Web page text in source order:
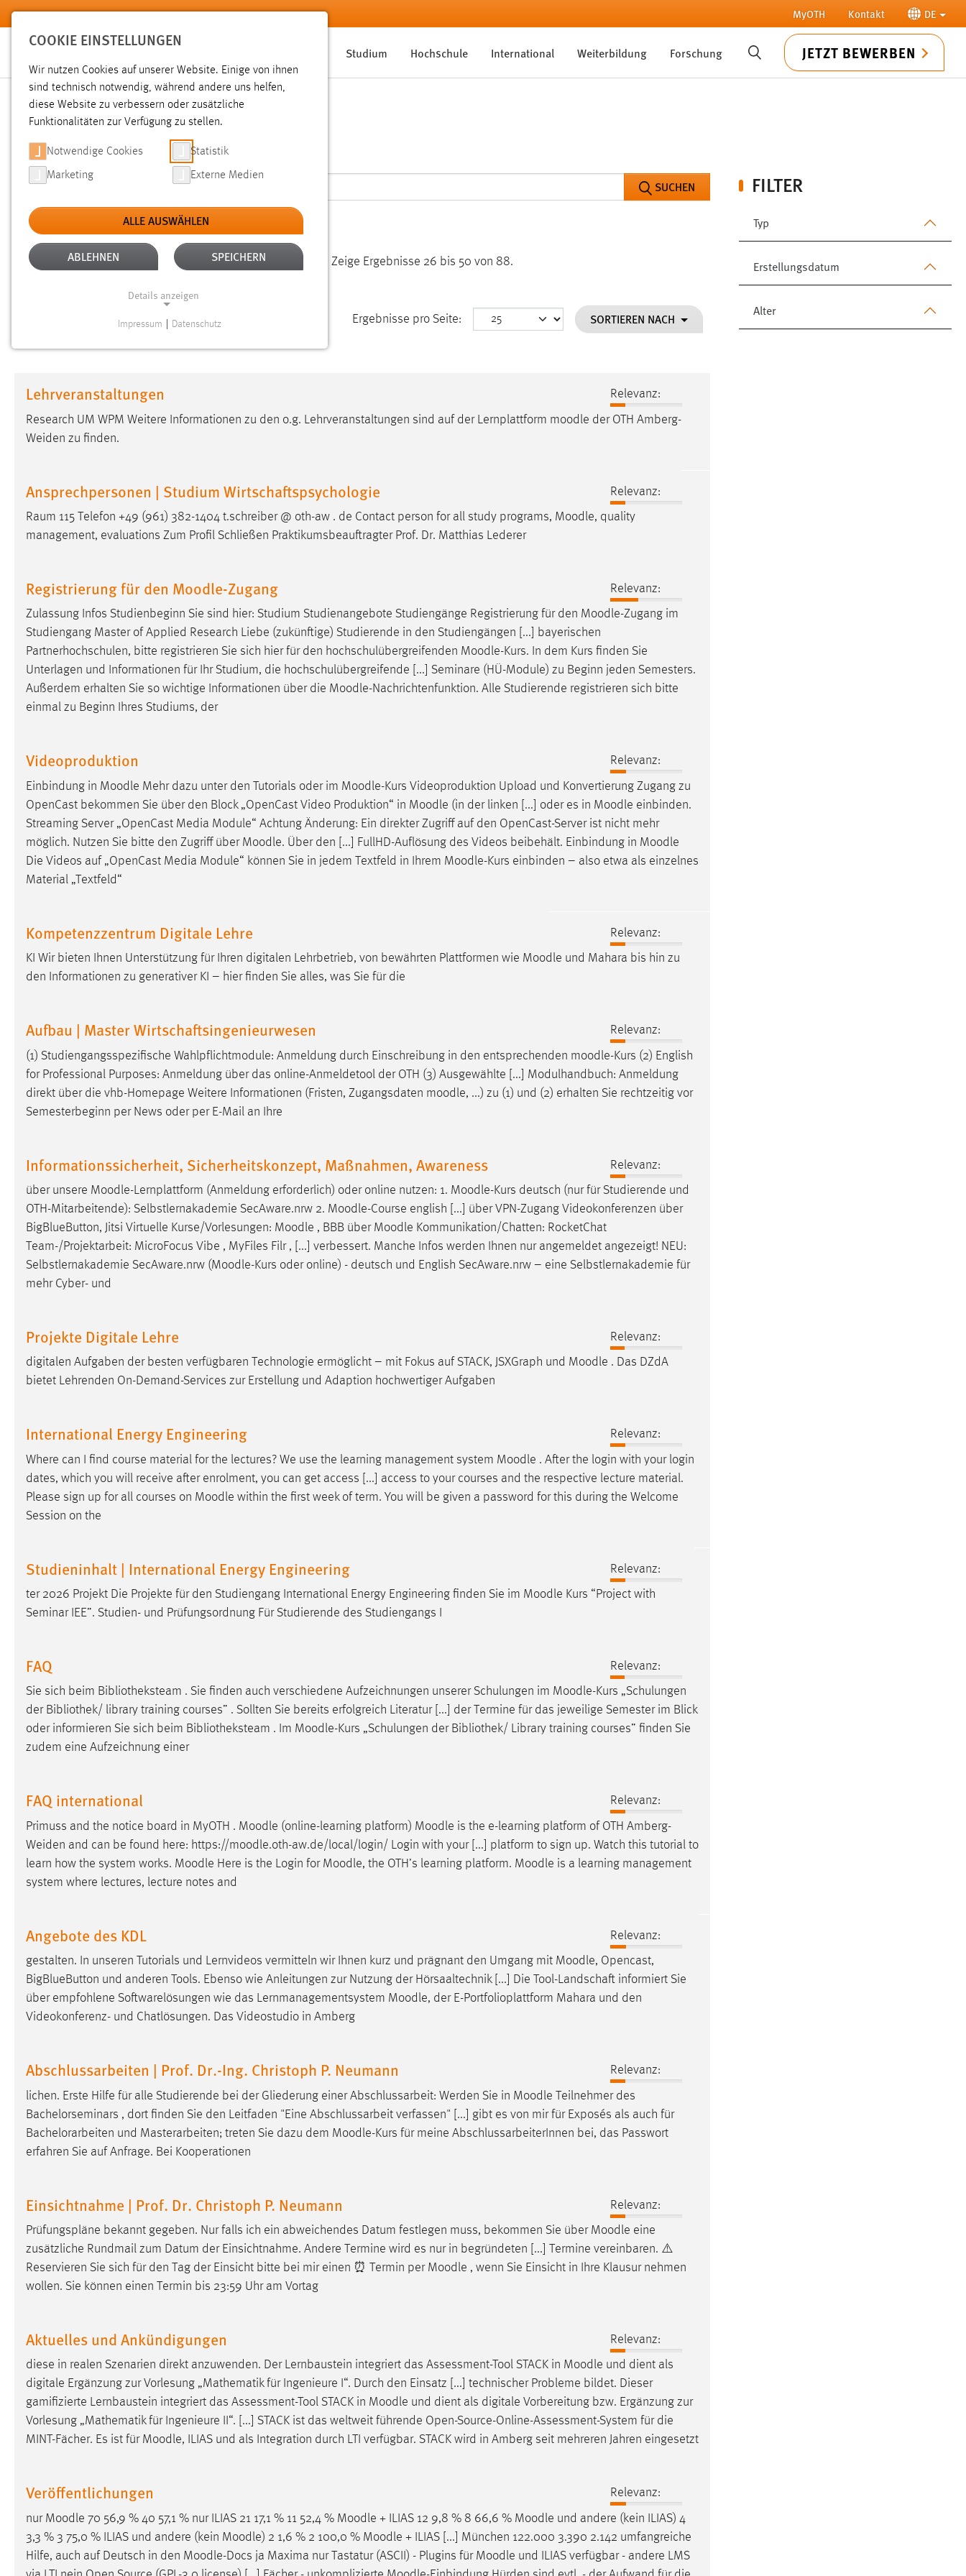
Zum Hauptinhalt springen MyOTH Kontakt DE
Studium Hochschule International Weiterbildung Forschung SUCHE JETZT BEWERBEN
SUCHE
FILTER
Typ
Erstellungsdatum
Alter
SUCHEN
Aktive Filter: TYP: SEITEN ALLE FILTER ENTFERNEN
Gesucht nach "moodle". Es wurden 88 Ergebnisse gefunden. Zeige Ergebnisse 26 bis 50 von 88.
Ergebnisse pro Seite: SORTIEREN NACH
Lehrveranstaltungen
Relevanz:
Research UM WPM Weitere Informationen zu den o.g. Lehrveranstaltungen sind auf der Lernplattform moodle der OTH Amberg-
Weiden zu finden.
Ansprechpersonen | Studium Wirtschaftspsychologie
Relevanz:
Raum 115 Telefon +49 (961) 382-1404 t.schreiber @ oth-aw . de Contact person for all study programs, Moodle, quality
management, evaluations Zum Profil Schließen Praktikumsbeauftragter Prof. Dr. Matthias Lederer
Registrierung für den Moodle-Zugang
Relevanz:
Zulassung Infos Studienbeginn Sie sind hier: Studium Studienangebote Studiengänge Registrierung für den Moodle-Zugang im
Studiengang Master of Applied Research Liebe (zukünftige) Studierende in den Studiengängen [...] bayerischen
Partnerhochschulen, bitte registrieren Sie sich hier für den hochschulübergreifenden Moodle-Kurs. In dem Kurs finden Sie
Unterlagen und Informationen für Ihr Studium, die hochschulübergreifende [...] Seminare (HÜ-Module) zu Beginn jeden Semesters.
Außerdem erhalten Sie so wichtige Informationen über die Moodle-Nachrichtenfunktion. Alle Studierende registrieren sich bitte
einmal zu Beginn Ihres Studiums, der
Videoproduktion
Relevanz:
Einbindung in Moodle Mehr dazu unter den Tutorials oder im Moodle-Kurs Videoproduktion Upload und Konvertierung Zugang zu
OpenCast bekommen Sie über den Block „OpenCast Video Produktion“ in Moodle (in der linken [...] oder es in Moodle einbinden.
Streaming Server „OpenCast Media Module“ Achtung Änderung: Ein direkter Zugriff auf den OpenCast-Server ist nicht mehr
möglich. Nutzen Sie bitte den Zugriff über Moodle. Über den [...] FullHD-Auflösung des Videos beibehält. Einbindung in Moodle
Die Videos auf „OpenCast Media Module“ können Sie in jedem Textfeld in Ihrem Moodle-Kurs einbinden – also etwa als einzelnes
Material „Textfeld“
Kompetenzzentrum Digitale Lehre
Relevanz:
KI Wir bieten Ihnen Unterstützung für Ihren digitalen Lehrbetrieb, von bewährten Plattformen wie Moodle und Mahara bis hin zu
den Informationen zu generativer KI – hier finden Sie alles, was Sie für die
Aufbau | Master Wirtschaftsingenieurwesen
Relevanz:
(1) Studiengangsspezifische Wahlpflichtmodule: Anmeldung durch Einschreibung in den entsprechenden moodle-Kurs (2) English
for Professional Purposes: Anmeldung über das online-Anmeldetool der OTH (3) Ausgewählte [...] Modulhandbuch: Anmeldung
direkt über die vhb-Homepage Weitere Informationen (Fristen, Zugangsdaten moodle, ...) zu (1) und (2) erhalten Sie rechtzeitig vor
Semesterbeginn per News oder per E-Mail an Ihre
Informationssicherheit, Sicherheitskonzept, Maßnahmen, Awareness
Relevanz:
über unsere Moodle-Lernplattform (Anmeldung erforderlich) oder online nutzen: 1. Moodle-Kurs deutsch (nur für Studierende und
OTH-Mitarbeitende): Selbstlernakademie SecAware.nrw 2. Moodle-Course english [...] über VPN-Zugang Videokonferenzen über
BigBlueButton, Jitsi Virtuelle Kurse/Vorlesungen: Moodle , BBB über Moodle Kommunikation/Chatten: RocketChat
Team-/Projektarbeit: MicroFocus Vibe , MyFiles Filr , [...] verbessert. Manche Infos werden Ihnen nur angemeldet angezeigt! NEU:
Selbstlernakademie SecAware.nrw (Moodle-Kurs oder online) - deutsch und English SecAware.nrw – eine Selbstlernakademie für
mehr Cyber- und
Projekte Digitale Lehre
Relevanz:
digitalen Aufgaben der besten verfügbaren Technologie ermöglicht – mit Fokus auf STACK, JSXGraph und Moodle . Das DZdA
bietet Lehrenden On-Demand-Services zur Erstellung und Adaption hochwertiger Aufgaben
International Energy Engineering
Relevanz:
Where can I find course material for the lectures? ​​​​​​​We use the learning management system Moodle . After the login with your login
dates, which you will receive after enrolment, you can get access [...] access to your courses and the respective lecture material.
Please sign up for all courses on Moodle within the first week of term. You will be given a password for this during the Welcome
Session on the
Studieninhalt | International Energy Engineering
Relevanz:
ter 2026 Projekt Die Projekte für den Studiengang International Energy Engineering finden Sie im Moodle Kurs “Project with
Seminar IEE”. Studien- und Prüfungsordnung Für Studierende des Studiengangs I
FAQ
Relevanz:
Sie sich beim Bibliotheksteam . Sie finden auch verschiedene Aufzeichnungen unserer Schulungen im Moodle-Kurs „Schulungen
der Bibliothek/ library training courses” . Sollten Sie bereits erfolgreich Literatur [...] der Termine für das jeweilige Semester im Blick
oder informieren Sie sich beim Bibliotheksteam . Im Moodle-Kurs „Schulungen der Bibliothek/ Library training courses” finden Sie
zudem eine Aufzeichnung einer
FAQ international
Relevanz:
Primuss and the notice board in MyOTH . Moodle (online-learning platform) Moodle is the e-learning platform of OTH Amberg-
Weiden and can be found here: https://moodle.oth-aw.de/local/login/ Login with your [...] platform to sign up. Watch this tutorial to
learn how the system works. Moodle Here is the Login for Moodle, the OTH’s learning platform. Moodle is a learning management
system where lectures, lecture notes and
Angebote des KDL
Relevanz:
gestalten. In unseren Tutorials und Lernvideos vermitteln wir Ihnen kurz und prägnant den Umgang mit Moodle, Opencast,
BigBlueButton und anderen Tools. Ebenso wie Anleitungen zur Nutzung der Hörsaaltechnik [...] Die Tool-Landschaft informiert Sie
über empfohlene Softwarelösungen wie das Lernmanagementsystem Moodle, der E-Portfolioplattform Mahara und den
Videokonferenz- und Chatlösungen. Das Videostudio in Amberg
Abschlussarbeiten | Prof. Dr.-Ing. Christoph P. Neumann
Relevanz:
lichen. Erste Hilfe für alle Studierende bei der Gliederung einer Abschlussarbeit: Werden Sie in Moodle Teilnehmer des
Bachelorseminars , dort finden Sie den Leitfaden "Eine Abschlussarbeit verfassen" [...] gibt es von mir für Exposés als auch für
Bachelorarbeiten und Masterarbeiten; treten Sie dazu dem Moodle-Kurs für meine AbschlussarbeiterInnen bei, das Passwort
erfahren Sie auf Anfrage. Bei Kooperationen
Einsichtnahme | Prof. Dr. Christoph P. Neumann
Relevanz:
Prüfungspläne bekannt gegeben. Nur falls ich ein abweichendes Datum festlegen muss, bekommen Sie über Moodle eine
zusätzliche Rundmail zum Datum der Einsichtnahme. Andere Termine wird es nur in begründeten [...] Termine vereinbaren. ⚠️
Reservieren Sie sich für den Tag der Einsicht bitte bei mir einen ⏰ Termin per Moodle , wenn Sie Einsicht in Ihre Klausur nehmen
wollen. Sie können einen Termin bis 23:59 Uhr am Vortag
Aktuelles und Ankündigungen
Relevanz:
diese in realen Szenarien direkt anzuwenden. Der Lernbaustein integriert das Assessment-Tool STACK in Moodle und dient als
digitale Ergänzung zur Vorlesung „Mathematik für Ingenieure I“. Durch den Einsatz [...] technischer Probleme bildet. Dieser
gamifizierte Lernbaustein integriert das Assessment-Tool STACK in Moodle und dient als digitale Vorbereitung bzw. Ergänzung zur
Vorlesung „Mathematik für Ingenieure II“. [...] STACK ist das weltweit führende Open-Source-Online-Assessment-System für die
MINT-Fächer. Es ist für Moodle, ILIAS und als Integration durch LTI verfügbar. STACK wird in Amberg seit mehreren Jahren eingesetzt
Veröffentlichungen
Relevanz:
nur Moodle 70 56,9 % 40 57,1 % nur ILIAS 21 17,1 % 11 52,4 % Moodle + ILIAS 12 9,8 % 8 66,6 % Moodle und andere (kein ILIAS) 4
3,3 % 3 75,0 % ILIAS und andere (kein Moodle) 2 1,6 % 2 100,0 % Moodle + ILIAS [...] München 122.000 3.390 2.142 umfangreiche
Hilfe, auch auf Deutsch in den Moodle-Docs ja Maxima nur Tastatur (ASCII) - Plugins für Moodle und ILIAS verfügbar - andere LMS
COOKIE EINSTELLUNGEN
Wir nutzen Cookies auf unserer Website. Einige von ihnen
sind technisch notwendig, während andere uns helfen,
diese Website zu verbessern oder zusätzliche
Funktionalitäten zur Verfügung zu stellen.
Notwendige Cookies Statistik
Marketing Externe Medien
ALLE AUSWÄHLEN
ABLEHNEN SPEICHERN
Details anzeigen
Website erforderlich.
Einverständnis
Zweck:
Dieser Cookie speichert die
ausgewählten Einverständnis-Optionen
des Benutzers
Cookie Laufzeit: 1 Jahr
Performance
Name: staticfilecache
Zweck:
Für performante Seitenauslieferung wird
in diesem Cookie gespeichert, ob man
eingeloggt ist.
Sprachpräferenz
Zweck:
Das Cookie speichert die gewählte
Sprache der Website.
Cookie Laufzeit: 30 Tage
Chat
Name:
Zweck:
Wird benötigt um die Chatfunktion
nutzen zu können.
Cookie Laufzeit: MibewSessionID, mibew-chat-frame-
Jahre, MIBEW_UserID = 1 Jahr
Login
Name: fe_user, be_user, be_lastLoginProvider
Cookie Laufzeit: 24 Stunden
STATISTIK
Statistik Cookies erfassen Informationen anonym.
Diese Informationen helfen uns zu verstehen, wie
unsere Besucher unsere Website nutzen.
Name:
Zweck: Zugriffsstatistik
MARKETING
Marketing Cookies werden von Drittanbietern
verwendet, um personalisierte Werbung anzuzeigen.
Sie tun dies, indem sie Besucher über Websites
Google Ads
Name: _gcl_au
Facebook Pixel
Name: _fbp
Zweck: Conversion-Tracking
Cookie Laufzeit: 3 Monate
EXTERNE MEDIEN
Plattformen anzeigen zu können, werden von diesen
externen Medien Cookies gesetzt.
YouTube
Vimeo
Impressum Datenschutz